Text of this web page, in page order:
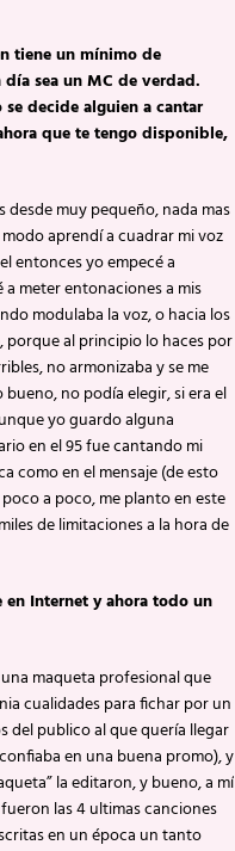
tiene un mínimo de
sea un MC de verdad.
decide alguien a cantar
que te tengo disponible,
muy pequeño, nada mas
aprendí a cuadrar mi voz
entonces yo empecé a
meter entonaciones a mis
modulaba la voz, o hacia los
porque al principio lo haces por
no armonizaba y se me
no podía elegir, si era el
yo guardo alguna
en el 95 fue cantando mi
como en el mensaje (de esto
a poco, me planto en este
de limitaciones a la hora de
Internet y ahora todo un
maqueta profesional que
cualidades para fichar por un
del publico al que quería llegar
en una buena promo), y
la editaron, y bueno, a mí
las 4 ultimas canciones
en un época un tanto